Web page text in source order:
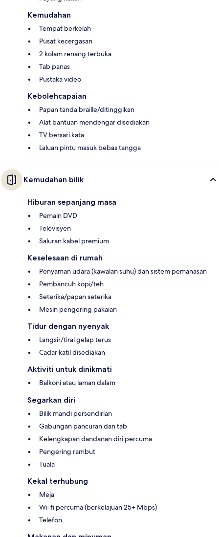
Kemudahan
Tempat berkelah
Pusat kecergasan
2 kolam renang terbuka
Tab panas
Pustaka video
Kebolehcapaian
Papan tanda braille/ditinggikan
Alat bantuan mendengar disediakan
TV bersari kata
Laluan pintu masuk bebas tangga
Kemudahan bilik
Hiburan sepanjang masa
Pemain DVD
Televisyen
Saluran kabel premium
Keselesaan di rumah
Penyaman udara (kawalan suhu) dan sistem pemanasan
Pembancuh kopi/teh
Seterika/papan seterika
Mesin pengering pakaian
Tidur dengan nyenyak
Langsir/tirai gelap terus
Cadar katil disediakan
Aktiviti untuk dinikmati
Balkoni atau laman dalam
Segarkan diri
Bilik mandi persendirian
Gabungan pancuran dan tab
Kelengkapan dandanan diri percuma
Pengering rambut
Tuala
Kekal terhubung
Meja
Wi-fi percuma (berkelajuan 25+ Mbps)
Telefon